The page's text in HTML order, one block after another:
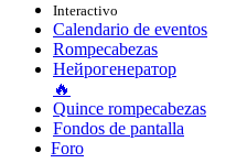
Interactivo
Calendario de eventos
Rompecabezas
Нейрогенератор
🔥
Quince rompecabezas
Fondos de pantalla
Foro